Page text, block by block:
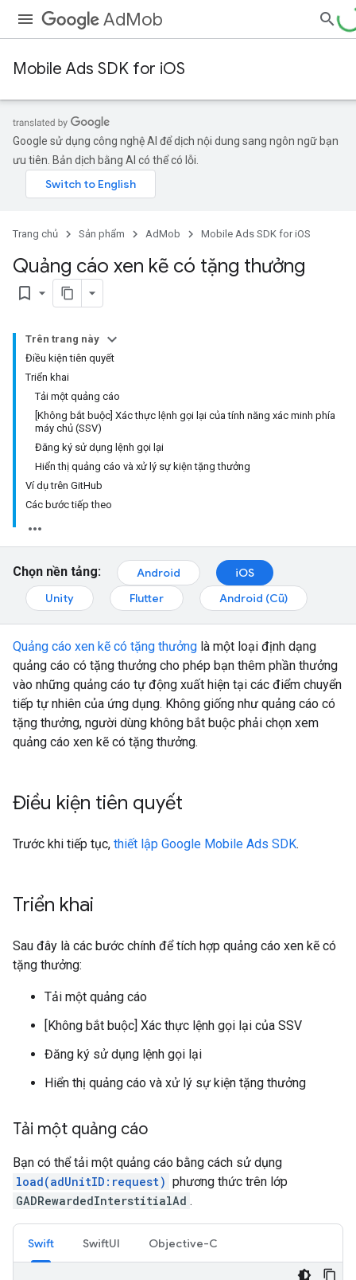
AdMob
Mobile Ads SDK for iOS
Google sử dụng công nghệ AI để dịch nội dung sang ngôn ngữ bạn
ưu tiên. Bản dịch bằng AI có thể có lỗi.
Trang chủ Sản phẩm AdMob Mobile Ads SDK for iOS
Quảng cáo xen kẽ có tặng thưởng
bookmark_border
Trên trang này
Điều kiện tiên quyết
Triển khai
Tải một quảng cáo
[Không bắt buộc] Xác thực lệnh gọi lại của tính năng xác minh phía
máy chủ (SSV)
Đăng ký sử dụng lệnh gọi lại
Hiển thị quảng cáo và xử lý sự kiện tặng thưởng
Ví dụ trên GitHub
Các bước tiếp theo
Chọn nền tảng: Android
iOS
Unity
Flutter Android (Cũ)
Quảng cáo xen kẽ có tặng thưởng là một loại định dạng
quảng cáo có tặng thưởng cho phép bạn thêm phần thưởng
vào những quảng cáo tự động xuất hiện tại các điểm chuyển
tiếp tự nhiên của ứng dụng. Không giống như quảng cáo có
tặng thưởng, người dùng không bắt buộc phải chọn xem
quảng cáo xen kẽ có tặng thưởng.
Điều kiện tiên quyết
Trước khi tiếp tục, thiết lập Google Mobile Ads SDK.
Triển khai
Sau đây là các bước chính để tích hợp quảng cáo xen kẽ có
tặng thưởng:
Tải một quảng cáo
[Không bắt buộc] Xác thực lệnh gọi lại của SSV
Đăng ký sử dụng lệnh gọi lại
Hiển thị quảng cáo và xử lý sự kiện tặng thưởng
Tải một quảng cáo
Bạn có thể tải một quảng cáo bằng cách sử dụng
load(adUnitID:request) phương thức trên lớp
GADRewardedInterstitialAd .
Swift SwiftUI Objective-C